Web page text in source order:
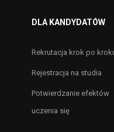
DLA KANDYDATÓW
Rekrutacja krok po
Rejestracja na studia
Potwierdzanie efektów
uczenia się